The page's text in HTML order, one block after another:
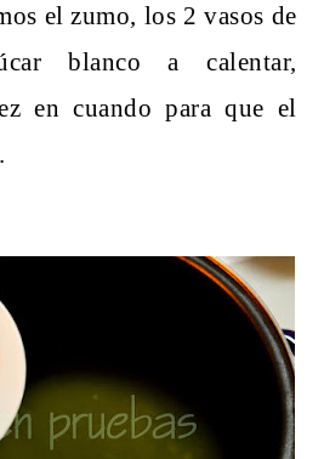
el zumo, los 2 vasos de
blanco a calentar,
en cuando para que el